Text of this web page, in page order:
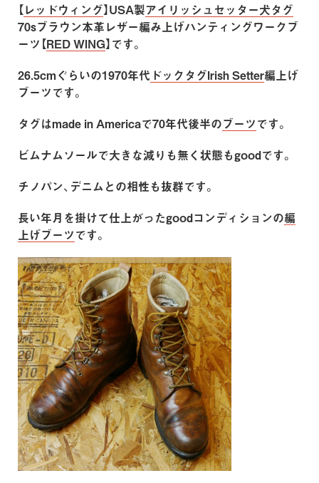
【レッドウィング】USA製アイリッシュセッター犬タグ
70sブラウン本革レザー編み上げハンティングワークブ
ーツ【RED WING】です。
26.5cmぐらいの1970年代 ドックタグIrish Setter編上げ
ブーツです。
タグはmade in Americaで70年代後半のブーツです。
ビムナムソールで大きな減りも無く状態もgoodです。
チノパン、デニムとの相性も抜群です。
長い年月を掛けて仕上がったgoodコンディションの編
上げブーツです。